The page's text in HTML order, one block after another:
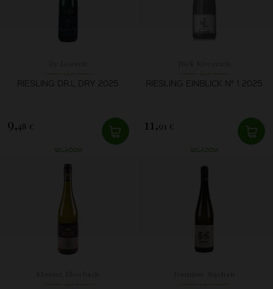
RIESLING DR.L DRY 2025
9,48 €
SKLADOM
RIESLING EINBLICK N° 1 2025
11,91 €
SKLADOM